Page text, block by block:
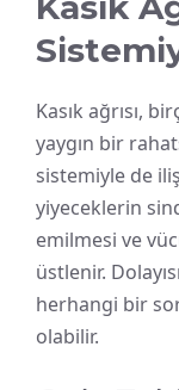
Kasık ağrısı,
yaygın bir
sistemiyle de
yiyeceklerin
emilmesi ve
üstlenir.
herhangi bir
olabilir.